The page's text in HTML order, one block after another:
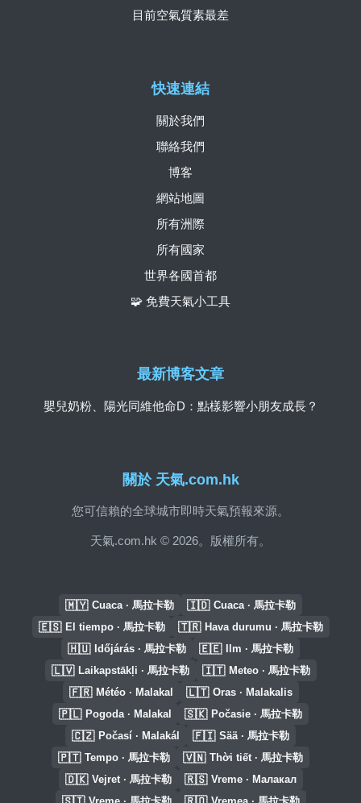
關於 天氣.com.hk
您可信賴的全球城市即時天氣預報來源。
天氣.com.hk © 2026。版權所有。
快速連結
關於我們
聯絡我們
博客
網站地圖
所有洲際
所有國家
世界各國首都
🧩 免費天氣小工具
目前空氣質素最差
最新博客文章
嬰兒奶粉、陽光同維他命D：點樣影響小朋友成長？
🇲🇾 Cuaca · 馬拉卡勒 🇮🇩 Cuaca · 馬拉卡勒
🇪🇸 El tiempo · 馬拉卡勒 🇹🇷 Hava durumu · 馬拉卡勒
🇭🇺 Időjárás · 馬拉卡勒 🇪🇪 Ilm · 馬拉卡勒
🇱🇻 Laikapstākļi · 馬拉卡勒 🇮🇹 Meteo · 馬拉卡勒
🇫🇷 Météo · Malakal 🇱🇹 Oras · Malakalis
🇵🇱 Pogoda · Malakal 🇸🇰 Počasie · 馬拉卡勒
🇨🇿 Počasí · Malakál 🇫🇮 Sää · 馬拉卡勒
🇵🇹 Tempo · 馬拉卡勒 🇻🇳 Thời tiết · 馬拉卡勒
🇩🇰 Vejret · 馬拉卡勒 🇷🇸 Vreme · Малакал